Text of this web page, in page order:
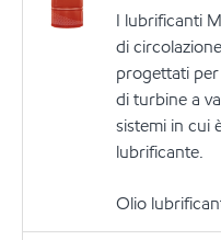
I lubrificanti
di
progettati
di turbine a
sistemi in cui
lubrificante.
Olio